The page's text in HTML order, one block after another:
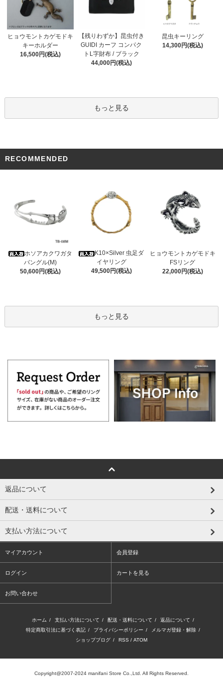
ヒョウモントカゲモドキ
キーホルダー
16,500円(税込)
【残りわずか】昆虫付き
GUIDI カーフ コンパク
トL字財布 / ブラック
44,000円(税込)
昆虫キーリング
14,300円(税込)
もっと見る
RECOMMENDED
ホソアカクワガタ
バングル(M)
50,600円(税込)
K10×Silver 虫足ダ
イヤリング
49,500円(税込)
ヒョウモントカゲモドキ
FSリング
22,000円(税込)
もっと見る
返品について
配送・送料について
支払い方法について
マイアカウント 会員登録
ログイン カートを見る
お問い合わせ
ホーム / 支払い方法について / 配送・送料について / 返品について /
特定商取引法に基づく表記 / プライバシーポリシー / メルマガ登録・解除 /
ショップブログ / RSS / ATOM
Copyright@2007-2024 manifani Store Co.,Ltd. All Rights Reserved.